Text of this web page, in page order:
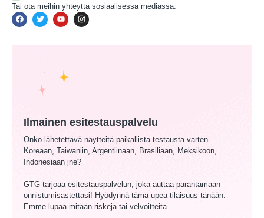
Tai ota meihin yhteyttä sosiaalisessa mediassa:
Ilmainen esitestauspalvelu
Onko lähetettävä näytteitä paikallista testausta varten
Koreaan, Taiwaniin, Argentiinaan, Brasiliaan, Meksikoon,
Indonesiaan jne?
GTG tarjoaa esitestauspalvelun, joka auttaa parantamaan
onnistumisastettasi! Hyödynnä tämä upea tilaisuus tänään.
Emme lupaa mitään riskejä tai velvoitteita.